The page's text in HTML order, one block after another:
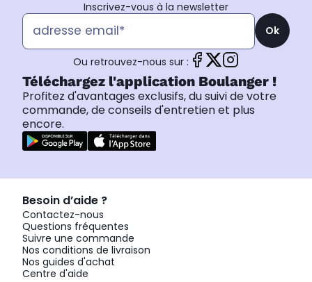
Inscrivez-vous à la newsletter
Ok
Ou retrouvez-nous sur :
Téléchargez l'application Boulanger !
Profitez d'avantages exclusifs, du suivi de votre
commande, de conseils d'entretien et plus
encore.
Besoin d’aide ?
Contactez-nous
Questions fréquentes
Suivre une commande
Nos conditions de livraison
Nos guides d'achat
Centre d'aide